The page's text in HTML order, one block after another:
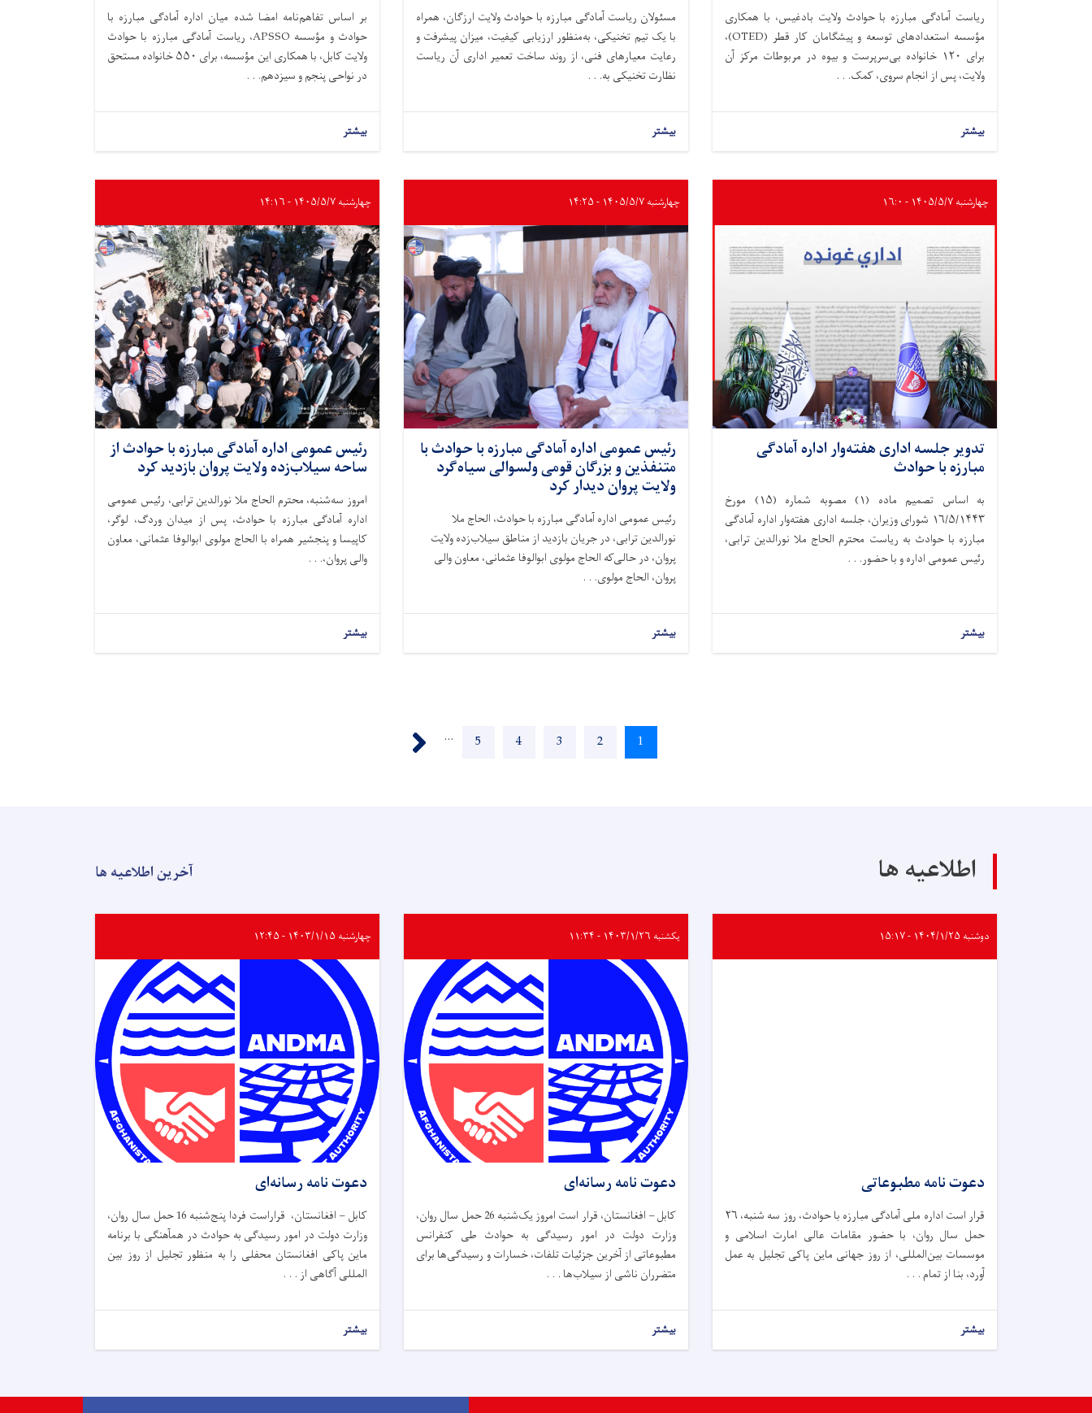
ریاست آمادگی مبارزه با حوادث ولایت بادغیس، با همکاری
مؤسسه استعدادهای توسعه و پیشگامان کار قطر (OTED)،
برای ۱۲۰ خانواده بی‌سرپرست و بیوه در مربوطات مرکز آن
ولایت، پس از انجام سروی، کمک. . .
بیشتر
مسئولان ریاست آمادگی مبارزه با حوادث ولایت ارزگان، همراه
با یک تیم تخنیکی، به‌منظور ارزیابی کیفیت، میزان پیشرفت و
رعایت معیارهای فنی، از روند ساخت تعمیر اداری آن ریاست
نظارت تخنیکی به. . .
بیشتر
بر اساس تفاهم‌نامه امضا شده میان اداره آمادگی مبارزه با
حوادث و مؤسسه APSSO، ریاست آمادگی مبارزه با حوادث
ولایت کابل، با همکاری این مؤسسه، برای ۵۵۰ خانواده مستحق
در نواحی پنجم و سیزدهم. . .
بیشتر
چهارشنبه ۱۴۰۵/۵/۷ - ۱۶:۰
تدویر جلسه اداری هفته‌وار اداره آمادگی
مبارزه با حوادث
به اساس تصمیم ماده (۱) مصوبه شماره (۱۵) مورخ
۱۶/۵/۱۴۴۳ شورای وزیران، جلسه اداری هفته‌وار اداره آمادگی
مبارزه با حوادث به ریاست محترم الحاج ملا نورالدین ترابی،
رئیس عمومی اداره و با حضور. . .
بیشتر
چهارشنبه ۱۴۰۵/۵/۷ - ۱۴:۲۵
رئیس عمومی اداره آمادگی مبارزه با حوادث با
متنفذین و بزرگان قومی ولسوالی سیاه‌گرد
ولایت پروان دیدار کرد
رئیس عمومی اداره آمادگی مبارزه با حوادث، الحاج ملا
نورالدین ترابی، در جریان بازدید از مناطق سیلاب‌زده ولایت
پروان، در حالی‌که الحاج مولوی ابوالوفا عثمانی، معاون والی
پروان، الحاج مولوی. . .
بیشتر
چهارشنبه ۱۴۰۵/۵/۷ - ۱۴:۱۶
رئیس عمومی اداره آمادگی مبارزه با حوادث از
ساحه سیلاب‌زده ولایت پروان بازدید کرد
امروز سه‌شنبه، محترم الحاج ملا نورالدین ترابی، رئیس عمومی
اداره آمادگی مبارزه با حوادث، پس از میدان وردگ، لوگر،
کاپیسا و پنجشیر همراه با الحاج مولوی ابوالوفا عثمانی، معاون
والی پروان،. . .
بیشتر
Pagination
Current
1
Page
2
Page
3
Page
4
Page
5
…
اطلاعیه ها آخرین اطلاعیه ها
دوشنبه ۱۴۰۴/۱/۲۵ - ۱۵:۱۷
دعوت نامه مطبوعاتی
قرار است اداره ملی آمادگی مبارزه با حوادث،‌ روز سه شنبه، ۲۶
حمل سال روان، با حضور مقامات عالی امارت اسلامی و
موسسات بین‌المللی، از روز جهانی ماین پاکی تجلیل به عمل
آورد، بنا از تمام . . .
بیشتر
یکشنبه ۱۴۰۳/۱/۲۶ - ۱۱:۳۴
دعوت نامه رسانه‌ای
کابل – افغانستان، قرار است امروز یک‌شنبه 26 حمل سال روان،
وزارت دولت در امور رسیدگی به حوادث طی کنفرانس
مطبوعاتی از آخرین جزئیات تلفات، خسارات و رسیدگی‌ها برای
متضرران ناشی از سیلاب‌ها . . .
بیشتر
چهارشنبه ۱۴۰۳/۱/۱۵ - ۱۲:۴۵
دعوت نامه رسانه‌ای
کابل – افغانستان، قراراست فردا پنج‌شنبه 16 حمل سال روان،
وزارت دولت در امور رسیدگی به حوادث در همآهنگی با برنامه
ماین پاکی افغانستان محفلی را به منظور تجلیل از روز بین
المللی آگاهی از . . .
بیشتر